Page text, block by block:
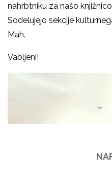
nahrbtniku za našo
Sodelujejo sekcije
Mah.
Vabljeni!